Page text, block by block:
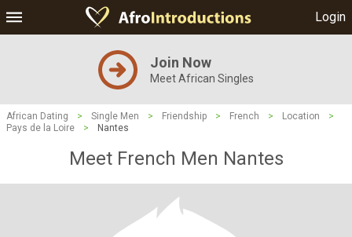
Login
Join Now
Meet African Singles
African Dating > Single Men > Friendship > French > Location
>
Pays de la Loire
> Nantes
Meet French Men Nantes